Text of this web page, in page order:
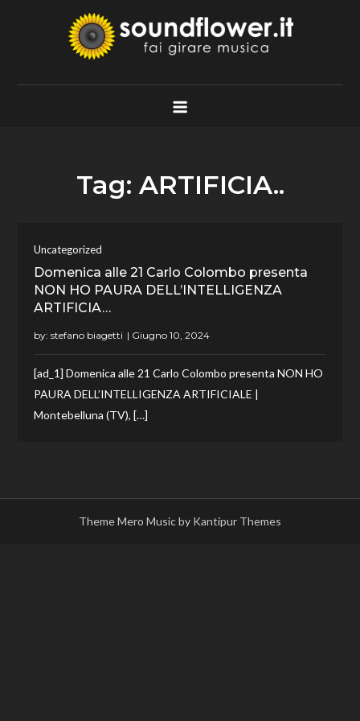
Soundflower.it
Fai Girare Musica
Tag: ARTIFICIA..
Uncategorized
Domenica alle 21 Carlo Colombo presenta
NON HO PAURA DELL’INTELLIGENZA
ARTIFICIA…
by:stefano biagetti
[ad_1] Domenica alle 21 Carlo Colombo presenta NON HO
PAURA DELL’INTELLIGENZA ARTIFICIALE |
Montebelluna (TV), […]
Theme Mero Music by Kantipur Themes